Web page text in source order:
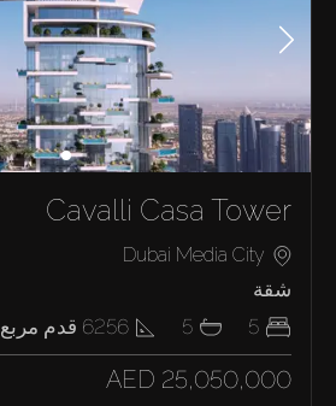
Cavalli Casa Tower
Dubai Media City
شقة
5
5
6256 قدم مربع
AED 25,050,000